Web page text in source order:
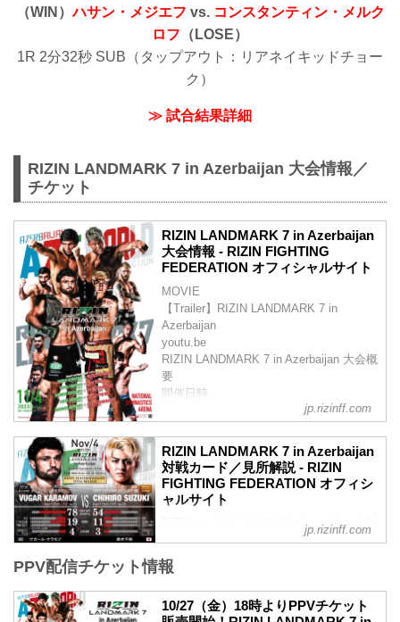
（WIN）ハサン・メジエフ vs. コンスタンティン・メルク
ロフ （LOSE）
1R 2分32秒 SUB（タップアウト：リアネイキッドチョー
ク）
≫ 試合結果詳細
RIZIN LANDMARK 7 in Azerbaijan 大会情報／
チケット
RIZIN LANDMARK 7 in Azerbaijan
大会情報 - RIZIN FIGHTING
FEDERATION オフィシャルサイト
MOVIE
【Trailer】RIZIN LANDMARK 7 in
Azerbaijan
youtu.be
RIZIN LANDMARK 7 in Azerbaijan 大会概
要
開催日時
2023年11月4日（土）日本時間 22:00開始
17:00開始）
終了予定時間
日本時間 27:00頃
※試合内容、イベント進行によって終了
会場
アゼルバイジャン・バクー ナショナルジ
jp.rizinff.com
RIZIN LANDMARK 7 in Azerbaijan
対戦カード／見所解説 - RIZIN
FIGHTING FEDERATION オフィシ
ャルサイト
RIZINマッチメイク担当のチャーリーが対
戦カードの見所を紹介！選手のバッグボ
ーンやストロングポイントを把握すれ
ば、試合観戦がもっと楽しくなる！観戦
前に是非チェックしておこう！
試合順
jp.rizinff.com
PPV配信チケット情報
10/27（金）18時よりPPVチケット